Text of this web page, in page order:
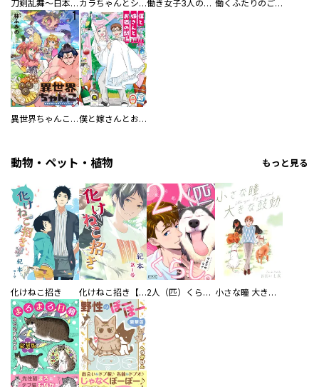
刀剣乱舞～日本号つれづれ酒～ カラちゃんとシトーさんと、 【分冊版】 働き女子3人のおうち晩酌 働くふたりのごほうび飯
異世界ちゃんこ～横綱目前に召喚されたんだが～ 【連載版】 僕と嫁さんとお酒の関係
動物・ペット・植物 もっと見る
化けねこ招き 化けねこ招き【描きおろし付合冊版】 2人（匹）くらし。 小さな瞳 大きな鼓動